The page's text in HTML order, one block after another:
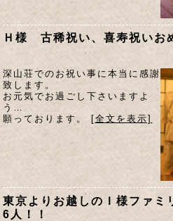
Ｈ様 古稀祝い、喜寿祝いお
深山荘でのお祝い事に本当に感謝
致します。
お元気でお過ごし下さいますよ
う…
願っております。
[全文を表示]
東京よりお越しのＩ様ファミ
6人！！